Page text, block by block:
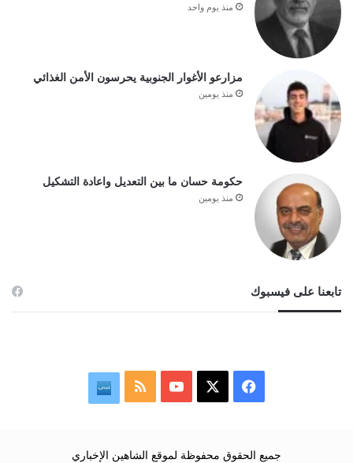
منذ يوم واحد
مزارعو الأغوار الجنوبية يحرسون الأمن الغذائي
منذ يومين
حكومة حسان ما بين التعديل واعادة التشكيل
منذ يومين
تابعنا على فيسبوك
فيسبوك ‫YouTubeملخص
RSS
جميع الحقوق محفوظة لموقع الشاهين الإخباري